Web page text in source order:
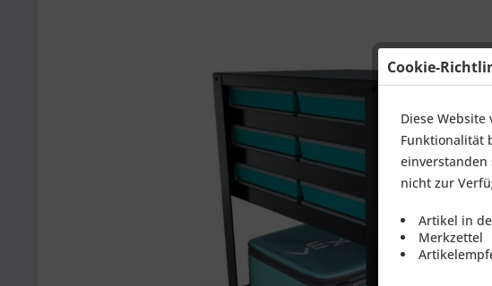
Cookie-
Diese
Funktionalität
einverstanden
nicht zur
Artikel in
Merkzettel